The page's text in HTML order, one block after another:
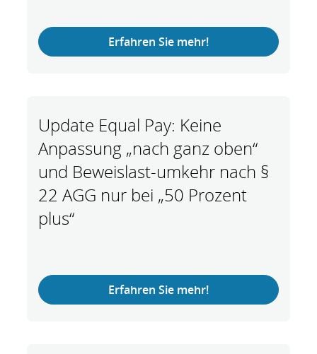
Erfahren Sie mehr!
Update Equal Pay: Keine
Anpassung „nach ganz oben“
und Beweislast-umkehr nach §
22 AGG nur bei „50 Prozent
plus“
Erfahren Sie mehr!